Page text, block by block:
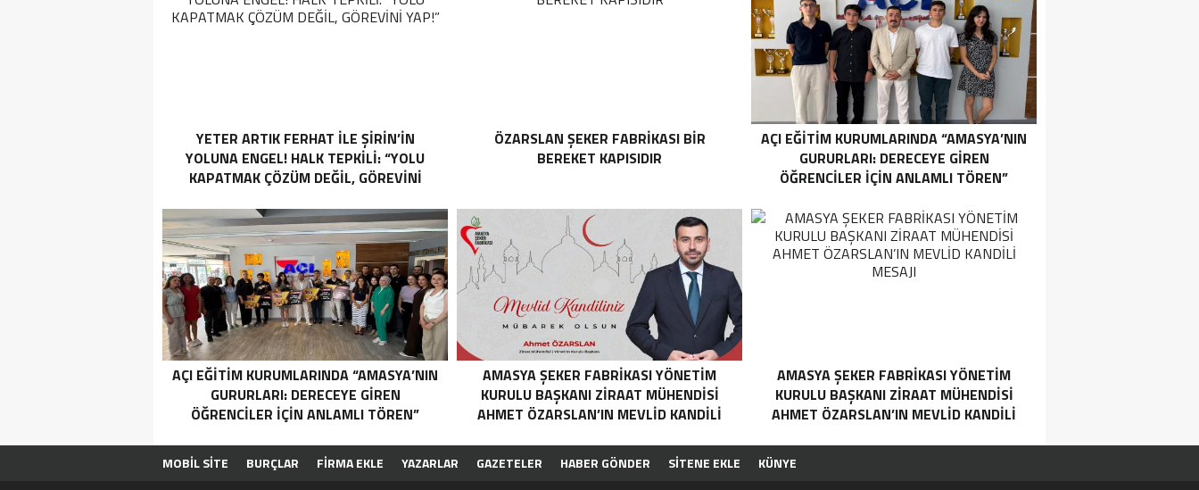
YETER ARTIK FERHAT İLE ŞİRİN’İN
YOLUNA ENGEL! HALK TEPKİLİ: “YOLU
KAPATMAK ÇÖZÜM DEĞİL, GÖREVİNİ
ÖZARSLAN ŞEKER FABRİKASI BİR
BEREKET KAPISIDIR
AÇI EĞİTİM KURUMLARINDA “AMASYA’NIN
GURURLARI: DERECEYE GIREN
ÖĞRENCILER İÇIN ANLAMLI TÖREN”
AÇI EĞİTİM KURUMLARINDA “AMASYA’NIN
GURURLARI: DERECEYE GIREN
ÖĞRENCILER İÇIN ANLAMLI TÖREN”
AMASYA ŞEKER FABRIKASI YÖNETIM
KURULU BAŞKANI ZIRAAT MÜHENDISI
AHMET ÖZARSLAN’IN MEVLID KANDILI
AMASYA ŞEKER FABRIKASI YÖNETIM
KURULU BAŞKANI ZIRAAT MÜHENDISI
AHMET ÖZARSLAN’IN MEVLID KANDILI
MOBİL SİTE BURÇLAR FİRMA EKLE YAZARLAR GAZETELER HABER GÖNDER SİTENE EKLE KÜNYE